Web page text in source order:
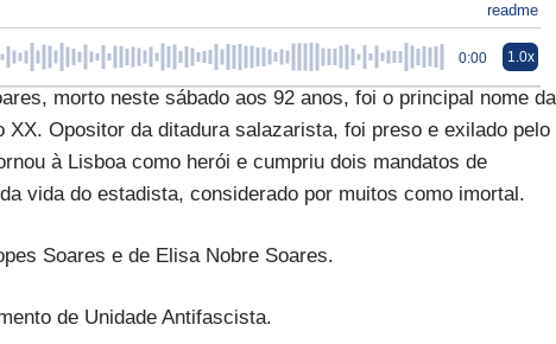
readme
0:00 1.0x
morto neste sábado aos 92 anos, foi o principal nome da
Opositor da ditadura salazarista, foi preso e exilado pelo
à Lisboa como herói e cumpriu dois mandatos de
vida do estadista, considerado por muitos como imortal.
Soares e de Elisa Nobre Soares.
de Unidade Antifascista.